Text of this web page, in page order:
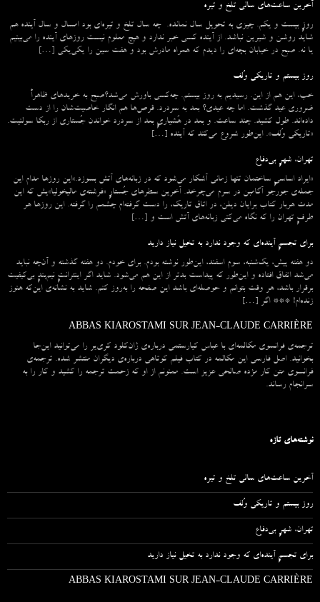
آخرین ساعت‌های سالی تلخ و تیره
روزِ بیست و یکم. چیزی به تحویل سال نمانده. چه سال تلخ و تیره‌ای بود امسال و سال آینده هم
شاید روشن و شیرین نباشد. از آینده کسی خبر ندارد و هیچ معلوم نیست روزهای آینده را می‌بینیم
یا نه. صبح در خیابان بچه‌ای را دیدم که همراه مادرش بود و هفت سین را یکی‌یکی […]
روز بیستم و تاریکی وُلف
خب، این هم از این. رسیدیم به روز بیستم. چه‌کسی باورش می‌شد؟صبح به خریدهای ظاهراً
ضروری عید گذشت. اما چه عیدی؟ بعد به سردرد. قرص‌ها هم انگار خاصیت‌شان را از دست
داده‌اند. طول کشید. چند ساعت. و بعد در هُشیاریِ بعد از سردرد خواندن جُستاری از ربکا سولنیت.
«تاریکی وُلف». این‌طور شروع می‌‌کند که آینده […]
تهران، شهرِ بی‌دفاع
«ایراد اساسیِ ساختمان تنها زمانی آشکار می‌شود که در زبانه‌‌های آتش بسوزد.»این روزها مدام این
جمله‌ی جورجو آگامبن در سرم می‌چرخد. آخرین سطرهای جُستارِ «فرشته‌ی مالیخولیا»یش که این
مدت هربار کتاب برایان دیلن، در اتاق تاریک، را دست گرفته‌ام چشمم را گرفته. این روزها هر
طرفِ تهران را که نگاه می‌کنی زبانه‌های آتش است و […]
برای تجسمِ آینده‌ای که وجود ندارد به تخیل نیاز دارید
دو هفته پیش، یک‌شنبه، سوم اسفند، این‌طور نوشته بودم. برای خودم. دو هفته گذشته و آن‌چه نباید
می‌شد اتفاق افتاده و این‌طور که پیداست بدتر از این هم می‌شود. شاید اگر اینترانتِ نیم‌بندِ بی‌کیفیت
برقرار باشد، هر وقت بتوانم و حوصله‌ای باشد این صفحه را به‌روز کنم. شاید به نشانه‌ی این‌که هنوز
زنده‌ام! *** اگر […]
ABBAS KIAROSTAMI SUR JEAN-CLAUDE CARRIÈRE
ترجمه‌ی فرانسوی مکالمه‌ای با عباس کیارستمی درباره‌ی ژان‌کلود کری‌یر را می‌توانید این‌جا
بخوانید. اصل فارسی این مکالمه در کتاب فیلم کوتاهی درباره‌ی دیگران منتشر شده. ترجمه‌ی
فرانسوی متن کار مژده صالحی عزیز است. ممنونم از او که زحمت ترجمه را کشید و کار را به
سرانجام رساند.
نوشته‌های تازه
آخرین ساعت‌های سالی تلخ و تیره
روز بیستم و تاریکی وُلف
تهران، شهرِ بی‌دفاع
برای تجسمِ آینده‌ای که وجود ندارد به تخیل نیاز دارید
ABBAS KIAROSTAMI SUR JEAN-CLAUDE CARRIÈRE